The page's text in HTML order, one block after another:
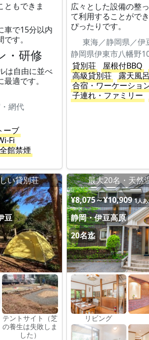
ともできま
車で15分以内
す。
・研修
は自由に並べ
適です。
網代
ーブ
Fi
全館禁煙
広々とした設備の整
て利用することがで
ぴったりです。
東海／静岡県／伊
静岡県伊東市八幡野
貸別荘
屋根付BBQ
高級貸別荘
露天風
合宿・ワーケーショ
子連れ・ファミリー
い貸別荘
豆
テントサイト（芝
の養生は失敗しま
した）
最大20名・天然
¥8,075～¥10,909 1人
静岡・伊豆高原
20名迄
リビング